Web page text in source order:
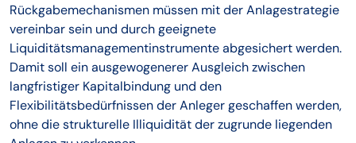
Rückgabemechanismen müssen mit der Anlagestrategie
vereinbar sein und durch geeignete
Liquiditätsmanagementinstrumente abgesichert werden.
Damit soll ein ausgewogenerer Ausgleich zwischen
langfristiger Kapitalbindung und den
Flexibilitätsbedürfnissen der Anleger geschaffen werden,
ohne die strukturelle Illiquidität der zugrunde liegenden